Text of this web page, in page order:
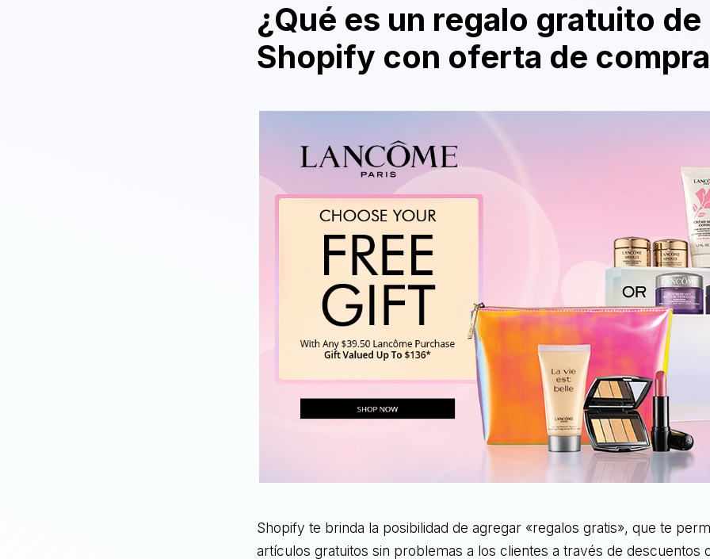
¿Qué es un regalo gratuito de
Shopify con oferta de
Shopify te brinda la posibilidad de agregar «regalos gratis», que te
artículos gratuitos sin problemas a los clientes a través de descuentos